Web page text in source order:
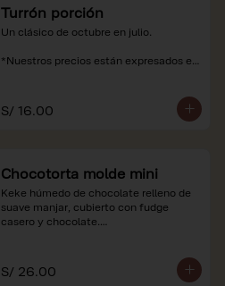
Turrón porción
Un clásico de octubre en julio.
*Nuestros precios están expresados en
S/ 16.00
Chocotorta molde mini
Keke húmedo de chocolate relleno de
suave manjar, cubierto con fudge
casero y chocolate.
soles e incluyen impuestos de ley y
recargo al consumo. Imagenes
S/ 26.00